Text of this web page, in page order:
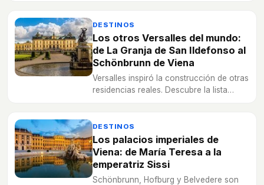
historia.
DESTINOS
Los otros Versalles del mundo:
de La Granja de San Ildefonso al
Schönbrunn de Viena
Versalles inspiró la construcción de otras
residencias reales. Descubre la lista
semejanza.
DESTINOS
Los palacios imperiales de
Viena: de María Teresa a la
emperatriz Sissi
Schönbrunn, Hofburg y Belvedere son